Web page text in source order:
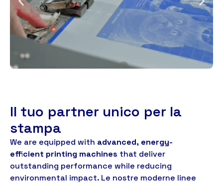
Il tuo partner unico per la
stampa
We are equipped with advanced, energy-
efficient printing machines that deliver
outstanding performance while reducing
environmental impact. Le nostre moderne linee